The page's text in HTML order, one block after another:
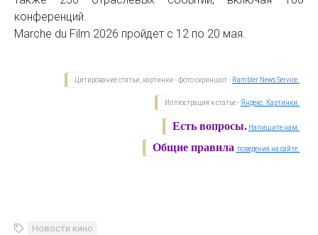
конференций.
Marche du Film 2026 пройдет с 12 по 20 мая.
Цитирование статьи, картинки - фото скриншот - Rambler News Service.
Иллюстрация к статье - Яндекс. Картинки.
Есть вопросы. Напишите нам.
Общие правила поведения на сайте.
Новости кино